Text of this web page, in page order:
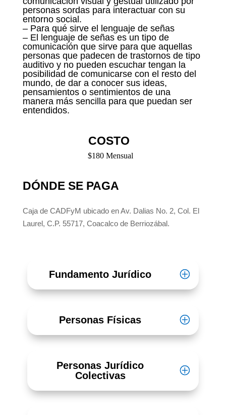
personas sordas para interactuar con su
entorno social.
– Para qué sirve el lenguaje de señas
– El lenguaje de señas es un tipo de
comunicación que sirve para que aquellas
personas que padecen de trastornos de tipo
auditivo y no pueden escuchar tengan la
posibilidad de comunicarse con el resto del
mundo, de dar a conocer sus ideas,
pensamientos o sentimientos de una
manera más sencilla para que puedan ser
entendidos.
COSTO
$180 Mensual
DÓNDE SE PAGA
Caja de CADFyM ubicado en Av. Dalias No. 2, Col. El
Laurel, C.P. 55717, Coacalco de Berriozábal.
Fundamento Jurídico
Personas Físicas
Personas Jurídico
Colectivas